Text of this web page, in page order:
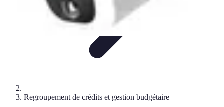
Regroupement de crédits et gestion budgétaire